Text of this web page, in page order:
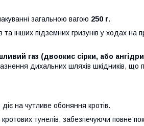
загальною вагою 250 г.
та інших підземних гризунів у ходах на
газ (двоокис сірки, або
дихальних шляхів шкідників, що
на чутливе обоняння кротів.
тунелів, забезпечуючи повне